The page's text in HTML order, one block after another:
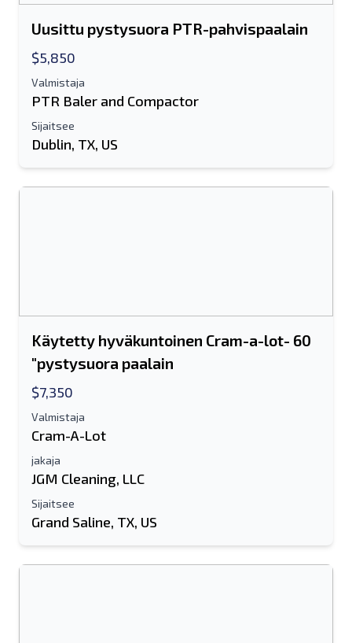
Uusittu pystysuora PTR-pahvispaalain
$5,850
Valmistaja
PTR Baler and Compactor
Sijaitsee
Dublin, TX, US
Käytetty hyväkuntoinen Cram-a-lot- 60
"pystysuora paalain
$7,350
Valmistaja
Cram-A-Lot
jakaja
JGM Cleaning, LLC
Sijaitsee
Grand Saline, TX, US